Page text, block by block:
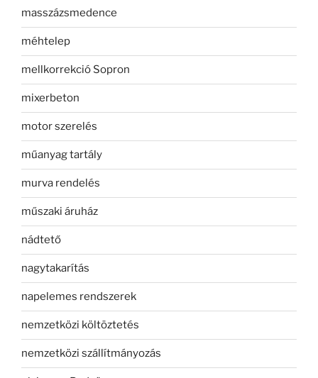
masszázsmedence
méhtelep
mellkorrekció Sopron
mixerbeton
motor szerelés
műanyag tartály
murva rendelés
műszaki áruház
nádtető
nagytakarítás
napelemes rendszerek
nemzetközi költöztetés
nemzetközi szállítmányozás